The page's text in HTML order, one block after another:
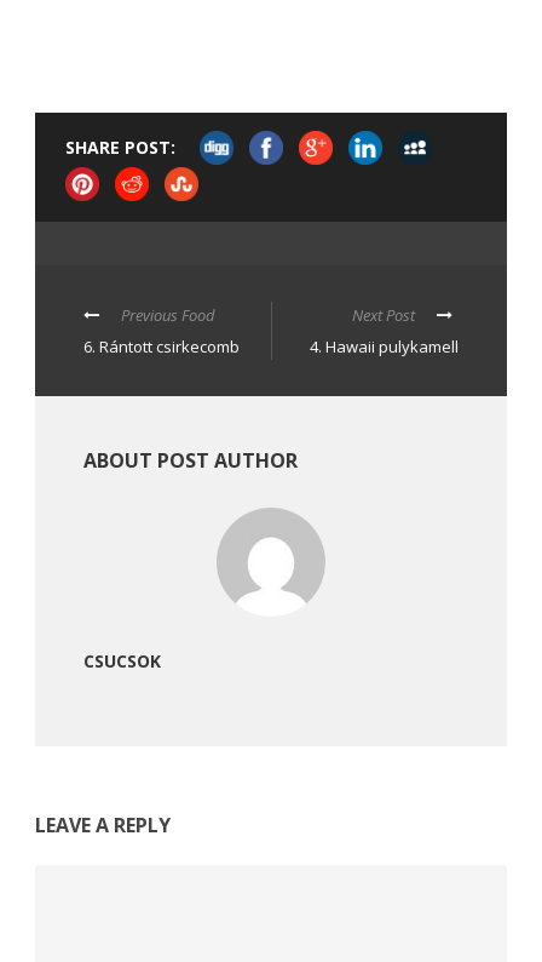
SHARE POST:
Previous Food
6. Rántott csirkecomb
Next Post
4. Hawaii pulykamell
ABOUT POST AUTHOR
CSUCSOK
LEAVE A REPLY